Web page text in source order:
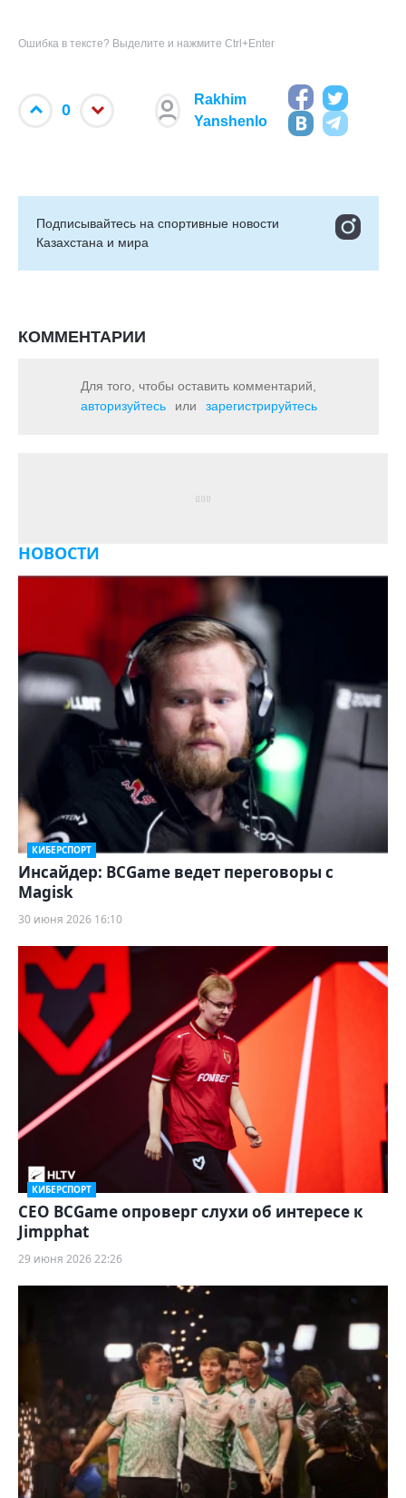
Ошибка в тексте? Выделите и нажмите Ctrl+Enter
0
Rakhim
Yanshenlo
Подписывайтесь на cпортивные новости
Казахстана и мира
КОММЕНТАРИИ
Для того, чтобы оставить комментарий,
авторизуйтесь
или зарегистрируйтесь
НОВОСТИ
КИБЕРСПОРТ
Инсайдер: BCGame ведет переговоры с
Magisk
30 июня 2026 16:10
КИБЕРСПОРТ
CEO BCGame опроверг слухи об интересе к
Jimpphat
29 июня 2026 22:26